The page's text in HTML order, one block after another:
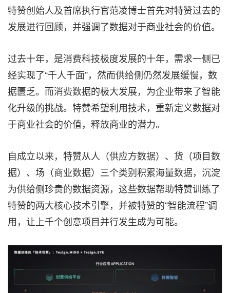
特赞创始人及首席执行官范凌博士首先对特赞过去的
发展进行回顾，并强调了数据对于商业社会的价值。
过去十年，是消费科技极度发展的十年，需求一侧已
经实现了“千人千面”，然而供给侧仍然发展缓慢，数
据匮乏。而消费数据的极大发展，为企业带来了智能
化升级的挑战。特赞希望利用技术，重新定义数据对
于商业社会的价值，释放商业的潜力。
自成立以来，特赞从人（供应方数据）、货（项目数
据）、场（商业数据）三个类别积累海量数据，沉淀
为供给侧珍贵的数据资源，这些数据帮助特赞训练了
特赞的两大核心技术引擎，并被特赞的“智能流程”调
用，让上千个创意项目并行发生成为可能。